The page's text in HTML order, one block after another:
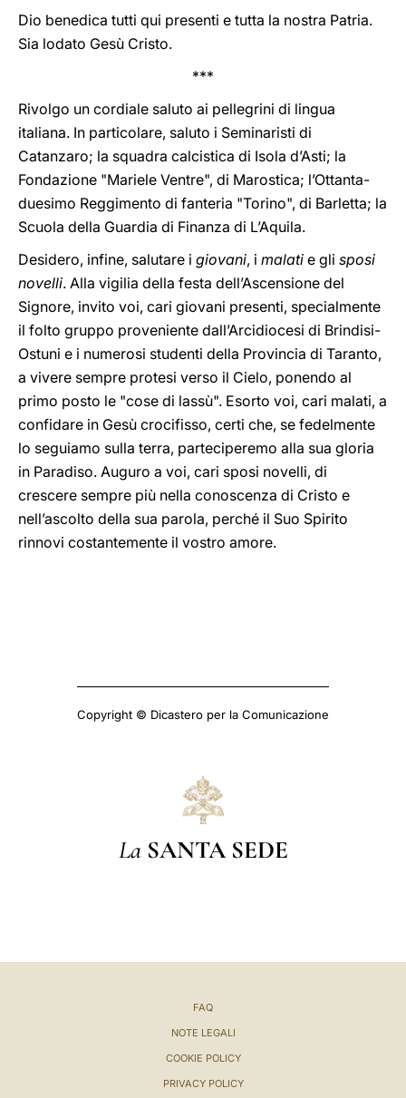
Dio benedica tutti qui presenti e tutta la nostra Patria.
Sia lodato Gesù Cristo.
***
Rivolgo un cordiale saluto ai pellegrini di lingua
italiana. In particolare, saluto i Seminaristi di
Catanzaro; la squadra calcistica di Isola d’Asti; la
Fondazione "Mariele Ventre", di Marostica; l’Ottanta-
duesimo Reggimento di fanteria "Torino", di Barletta; la
Scuola della Guardia di Finanza di L’Aquila.
Desidero, infine, salutare i giovani, i malati e gli sposi
novelli. Alla vigilia della festa dell’Ascensione del
Signore, invito voi, cari giovani presenti, specialmente
il folto gruppo proveniente dall’Arcidiocesi di Brindisi-
Ostuni e i numerosi studenti della Provincia di Taranto,
a vivere sempre protesi verso il Cielo, ponendo al
primo posto le "cose di lassù". Esorto voi, cari malati, a
confidare in Gesù crocifisso, certi che, se fedelmente
lo seguiamo sulla terra, parteciperemo alla sua gloria
in Paradiso. Auguro a voi, cari sposi novelli, di
crescere sempre più nella conoscenza di Cristo e
nell’ascolto della sua parola, perché il Suo Spirito
rinnovi costantemente il vostro amore.
Copyright © Dicastero per la Comunicazione
La SANTA SEDE
FAQ
NOTE LEGALI
COOKIE POLICY
PRIVACY POLICY